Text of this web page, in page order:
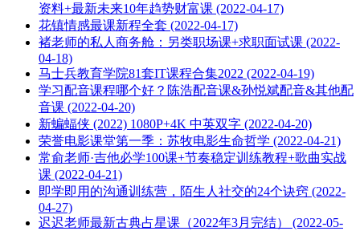
资料+最新未来10年趋势财富课 (2022-04-17)
花镇情感最课新‬程全套 (2022-04-17)
褚老师的私人商务舱：另类职场课+求职面试课 (2022-
04-18)
马士兵教育学院81套IT课程合集2022 (2022-04-19)
学习配音课程哪个好？陈浩配音课&孙悦斌配音&其他配
音课 (2022-04-20)
新蝙蝠侠 (2022) 1080P+4K 中英双字 (2022-04-20)
荣誉电影课堂第一季：苏牧电影生命哲学 (2022-04-21)
常俞老师·吉他必学100课+节奏稳定训练教程+歌曲实战
课 (2022-04-21)
即学即用的沟通训练营，陌生人社交的24个诀窍 (2022-
04-27)
迟迟老师最新古典占星课（2022年3月完结） (2022-05-